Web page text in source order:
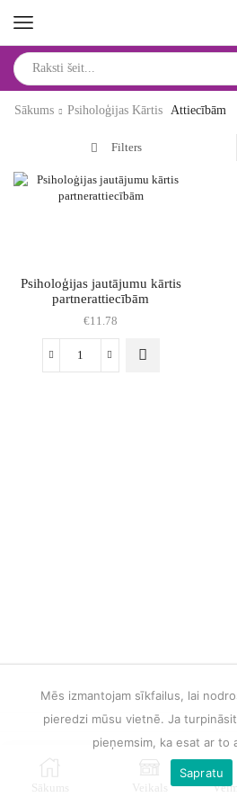
input
Sākums
Psiholoģijas Kārtis Attiecībām
Filters
Psiholoģijas jautājumu kārtis
partnerattiecībām
€11.78
Psiholoģijas
Sākums Veikals
Mēs izmantojam sīkfailus, lai
pieredzi mūsu vietnē. Ja
pieņemsim, ka esat ar to
Sapratu